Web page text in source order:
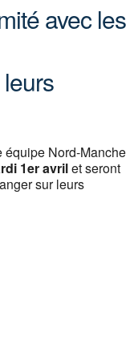
avec les
équipe Nord-Manche
1er avrilet seront
sur leurs